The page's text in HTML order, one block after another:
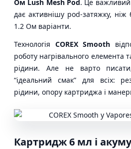
Ом Lush Mesh Pod . Це важливий
дає активнішу pod-затяжку, ніж
1.2 Ом варіанти.
Технологія COREX Smooth
роботу нагрівального елемента
рідини. Але не варто
“ідеальний смак” для всіх:
рідини, опору картриджа і
Картридж 6 мл і